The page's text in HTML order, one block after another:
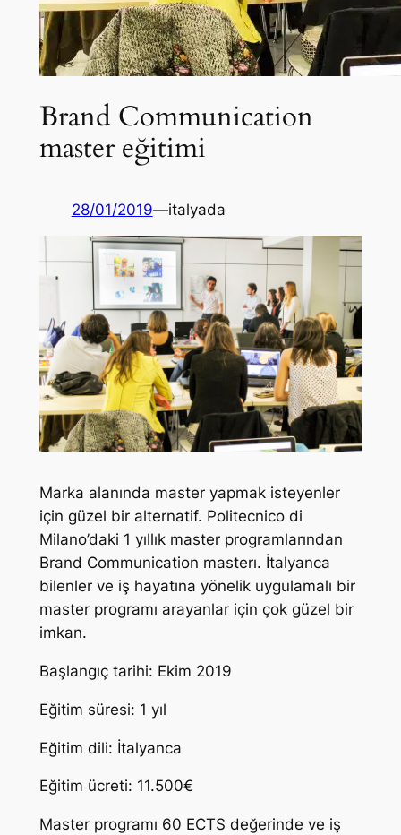
Brand Communication
master eğitimi
28/01/2019—italyada
Marka alanında master yapmak isteyenler
için güzel bir alternatif. Politecnico di
Milano’daki 1 yıllık master programlarından
Brand Communication masterı. İtalyanca
bilenler ve iş hayatına yönelik uygulamalı bir
master programı arayanlar için çok güzel bir
imkan.
Başlangıç tarihi: Ekim 2019
Eğitim süresi: 1 yıl
Eğitim dili: İtalyanca
Eğitim ücreti: 11.500€
Master programı 60 ECTS değerinde ve iş